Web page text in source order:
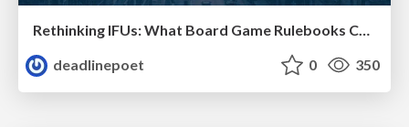
Rethinking IFUs: What Board Game Rulebooks Contribute to IFU Usability
deadlinepoet
0 350